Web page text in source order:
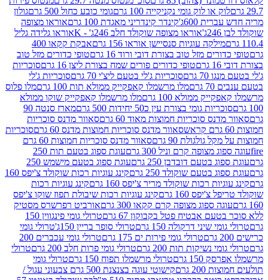
או לוק גומי נקניקייה 100 גרם
גומי כובע כחול 500 גרם
גולון
600ג'
קינדר קינדריני מאגדת 100 גרם
אוראו מצופה
אוראו מצופה שוקולד חלב 246ג' - K
אוראו גלידה גליל
מילקה עוגיות סנסיישן אוראו 156 גרם
אבקת קקאו 400
מזל טוב בצורת דובי ורוד 16 גרם
טופי כדורים מזל טוב
טופי כדורים פורים שמח בצורת ליצן 16 גרם
סוכריות
גרם
סוכריות ג'לי בטעם ליצ'י 70 גרם
סוכריות ג'לי
מלו מרשמלו קאפקייק ממולא תות 100 גרם
מלו פלוס
ממולא 100 גרם
מלו מרשמלו קאפקייק שוקו ממולא
גומי בצורת עין כ50 יחידות 500 גרם
מארז סנטה 90
סוכריות חמוצות מאוד 60 גרם
סאוור מדנס סוכריות
סאוור מדנס סוכריות חמוצות מדנס 60 גרם
סוכריות
גולגולת 90 גרם
סאוור מדנס סוכריות חמוצות 60 גרם
מצופה קרם וניל 300 גרם
עוגת ספוג בטעם תות 250
בטעם דובדבן 250 גרם
עוגת ספוג בטעם מישמש 250
בטעם שוקולד 250 גרם
קינג עוגיות רכות שוקולד צ'יפס 160
רכות שוקולד מריר צ'יפס 160 גרם
קינג עוגיות רכות
160 גרם
קינג עוגיות רכות שיבולת תפוז שוקו צ'יפס
ספוג מצופה קרם קקאו 300 גרם
אורביט רפרשרס מסטיק
אבטיח פטל בקבוקון 67 גרם
טרולי גומי פינגווין 150
שיני דרקולה 150 גרם
טרולי סופר בריין 150ג'
טרולי גומי
טרולי גומי פירות ים 175 גרם
טרולי גומי עכברים 200
נשיקות תות 200 גרם
טרולי גומי פרות חלב 200 גרם
טרולי
גרם
טרולי מרשמלו תפוח 150 גרם
טרולי גומי
גרם
קישוטי עוגה בצנצנת 500 גרם צבעוני עגול /